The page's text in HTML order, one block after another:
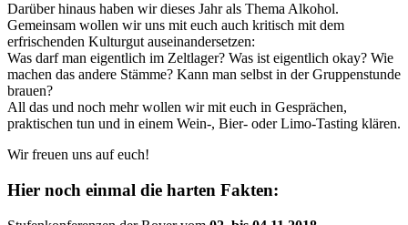
Darüber hinaus haben wir dieses Jahr als Thema Alkohol.
Gemeinsam wollen wir uns mit euch auch kritisch mit dem
erfrischenden Kulturgut auseinandersetzen:
Was darf man eigentlich im Zeltlager? Was ist eigentlich okay? Wie
machen das andere Stämme? Kann man selbst in der Gruppenstunde
brauen?
All das und noch mehr wollen wir mit euch in Gesprächen,
praktischen tun und in einem Wein-, Bier- oder Limo-Tasting klären.
Wir freuen uns auf euch!
Hier noch einmal die harten Fakten: